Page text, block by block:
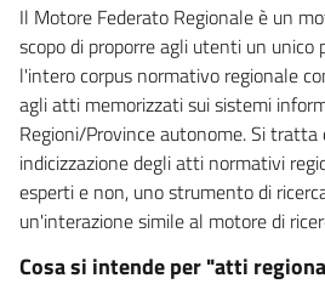
Il Motore Federato Regionale è un
scopo di proporre agli utenti un unico
l'intero corpus normativo regionale
agli atti memorizzati sui sistemi
Regioni/Province autonome. Si
indicizzazione degli atti normativi
esperti e non, uno strumento di
un'interazione simile al motore di
Cosa si intende per "atti